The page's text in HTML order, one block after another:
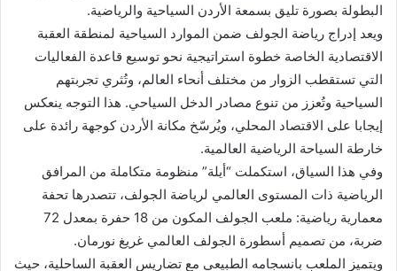
البطولة بصورة تليق بسمعة الأردن السياحية ‏والرياضية.‏
ويعد إدراج رياضة الجولف ضمن الموارد السياحية لمنطقة العقبة
الاقتصادية الخاصة خطوة ‏استراتيجية ‏نحو توسيع قاعدة الفعاليات
التي تستقطب الزوار من مختلف أنحاء العالم، وتُثري ‏تجربتهم
السياحية ‏وتُعزز من تنوع مصادر الدخل السياحي. هذا التوجه ينعكس
إيجابا على ‏الاقتصاد المحلي، ويُرسّخ مكانة ‏الأردن كوجهة رائدة على
خارطة السياحة الرياضية العالمية.‏
وفي هذا السياق، استكملت “أيلة” منظومة متكاملة من المرافق
الرياضية ذات المستوى العالمي ‏لرياضة ‏الجولف، تتصدرها تحفة
معمارية رياضية: ملعب الجولف المكون من 18 حفرة ‏بمعدل 72
ضربة، من ‏تصميم أسطورة الجولف العالمي غريغ نورمان.‏
ويتميز الملعب بانسجامه الطبيعي مع تضاريس العقبة الساحلية، حيث